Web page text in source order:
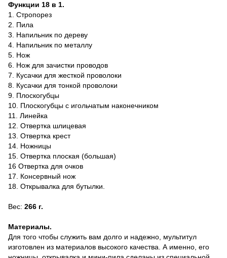
Функции 18 в 1.
1. Стропорез
2. Пила
3. Напильник по дереву
4. Напильник по металлу
5. Нож
6. Нож для зачистки проводов
7. Кусачки для жесткой проволоки
8. Кусачки для тонкой проволоки
9. Плоскогубцы
10. Плоскогубцы с игольчатым наконечником
11. Линейка
12. Отвертка шлицевая
13. Отвертка крест
14. Ножницы
15. Отвертка плоская (большая)
16 Отвертка для очков
17. Консервный нож
18. Открывалка для бутылки.
Вес: 266 г.
Материалы.
Для того чтобы служить вам долго и надежно, мультитул
изготовлен из материалов высокого качества. А именно, его